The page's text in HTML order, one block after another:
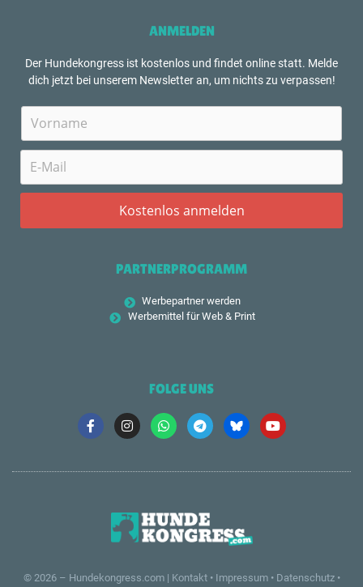
ANMELDEN
Der Hundekongress ist kostenlos und findet online statt. Melde
dich jetzt bei unserem Newsletter an, um nichts zu verpassen!
PARTNERPROGRAMM
Werbepartner werden
Werbemittel für Web & Print
FOLGE UNS
© 2026 – Hundekongress.com| Kontakt• Impressum• Datenschutz•